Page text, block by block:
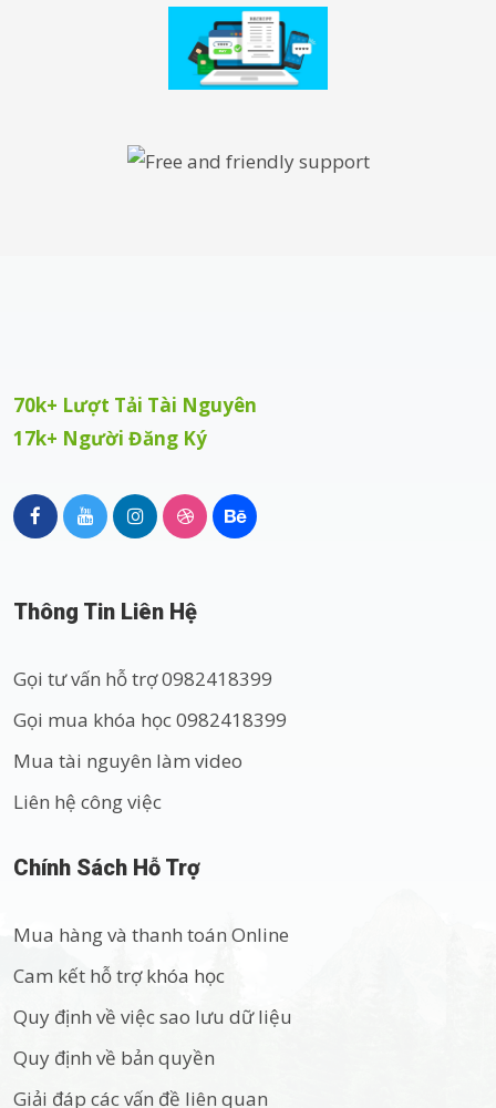
70k+ Lượt Tải Tài Nguyên
17k+ Người Đăng Ký
Thông Tin Liên Hệ
Gọi tư vấn hỗ trợ 0982418399
Gọi mua khóa học 0982418399
Mua tài nguyên làm video
Liên hệ công việc
Chính Sách Hỗ Trợ
Mua hàng và thanh toán Online
Cam kết hỗ trợ khóa học
Quy định về việc sao lưu dữ liệu
Quy định về bản quyền
Giải đáp các vấn đề liên quan